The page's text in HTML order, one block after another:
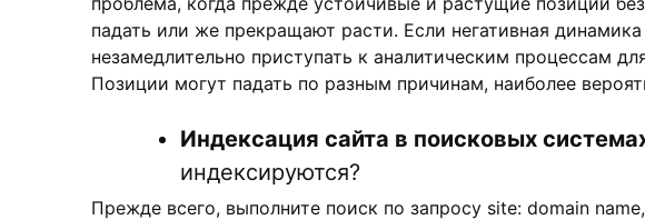
падать или же прекращают расти. Если негативная динамика
незамедлительно приступать к аналитическим процессам
Позиции могут падать по разным причинам, наиболее
Индексация сайта в поисковых
индексируются?
Прежде всего, выполните поиск по запросу site: domain